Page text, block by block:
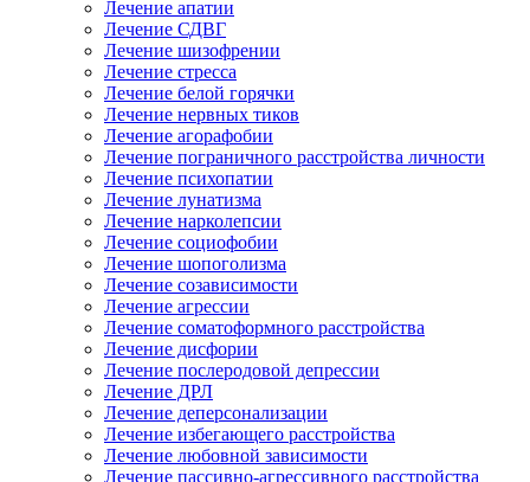
Лечение апатии
Лечение СДВГ
Лечение шизофрении
Лечение стресса
Лечение белой горячки
Лечение нервных тиков
Лечение агорафобии
Лечение пограничного расстройства личности
Лечение психопатии
Лечение лунатизма
Лечение нарколепсии
Лечение социофобии
Лечение шопоголизма
Лечение созависимости
Лечение агрессии
Лечение соматоформного расстройства
Лечение дисфории
Лечение послеродовой депрессии
Лечение ДРЛ
Лечение деперсонализации
Лечение избегающего расстройства
Лечение любовной зависимости
Лечение пассивно-агрессивного расстройства